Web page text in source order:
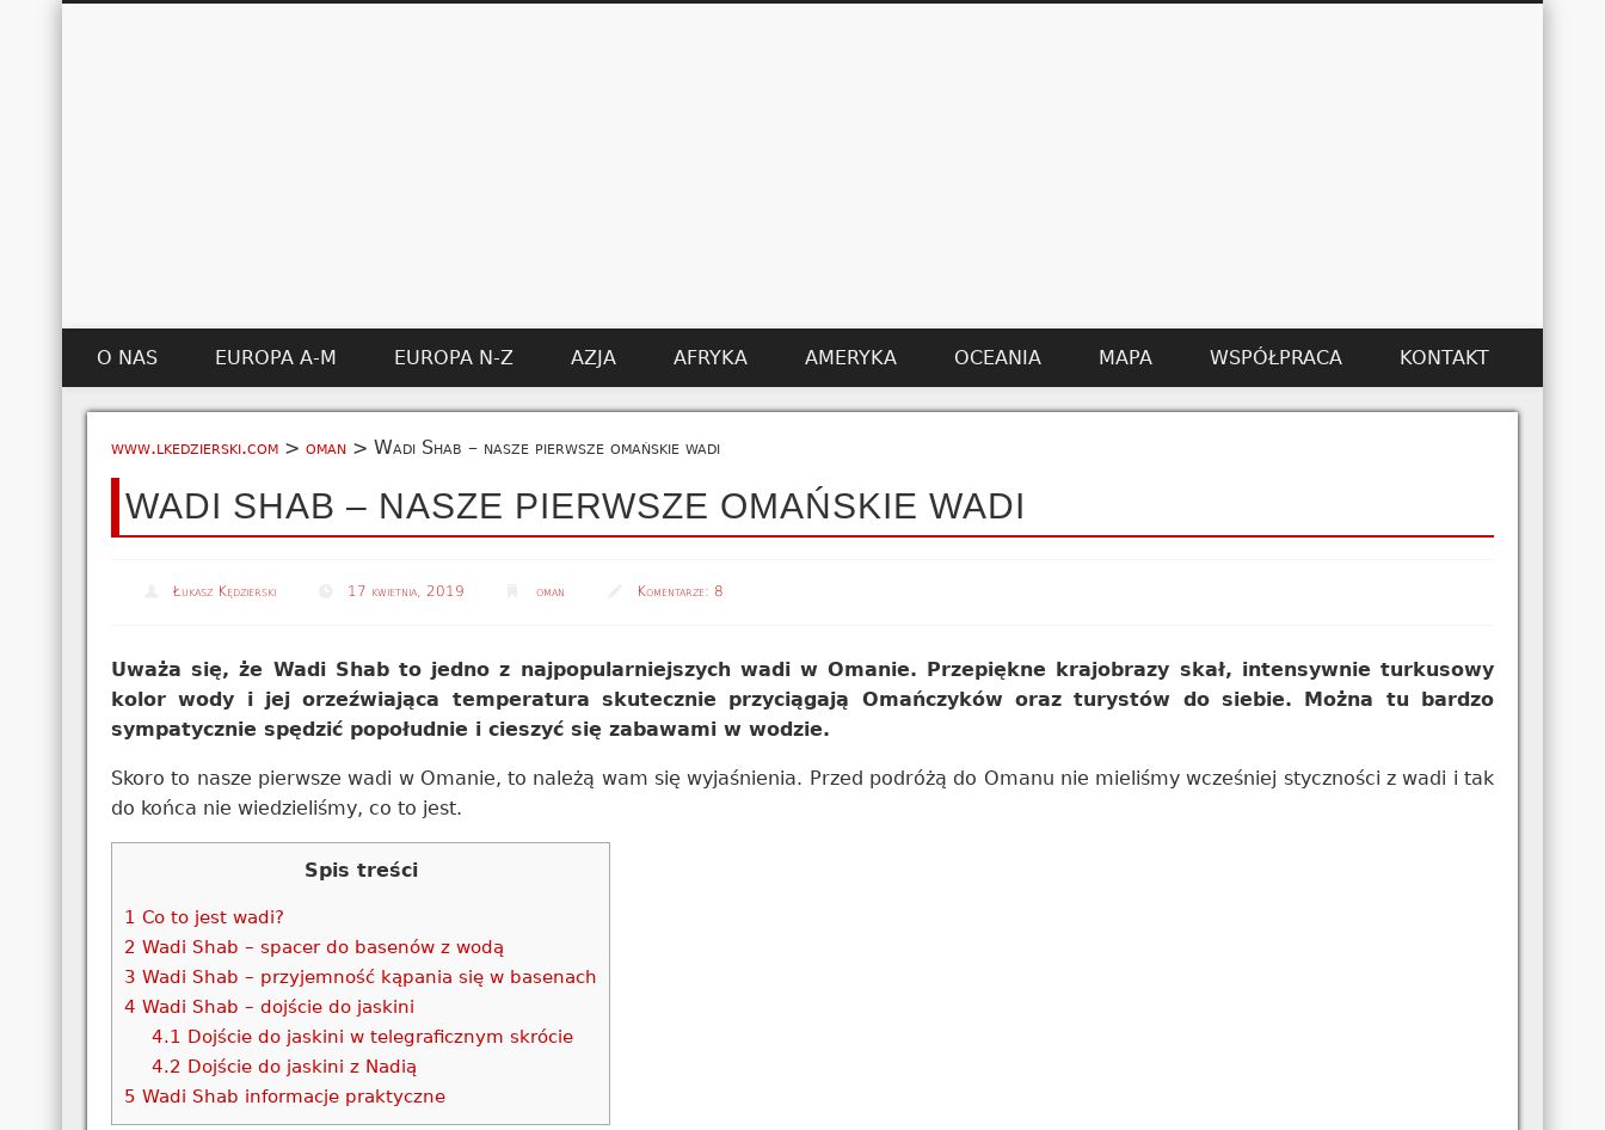
O NAS EUROPA A-M EUROPA N-Z AZJA AFRYKA AMERYKA OCEANIA MAPA WSPÓŁPRACA KONTAKT
www.lkedzierski.com >oman >Wadi Shab – nasze pierwsze omańskie wadi
WADI SHAB – NASZE PIERWSZE OMAŃSKIE WADI
Łukasz Kędzierski 17 kwietnia, 2019 oman Komentarze: 8
Uważa się, że Wadi Shab to jedno z najpopularniejszych wadi w Omanie. Przepiękne krajobrazy skał, intensywnie turkusowy
kolor wody i jej orzeźwiająca temperatura skutecznie przyciągają Omańczyków oraz turystów do siebie. Można tu bardzo
sympatycznie spędzić popołudnie i cieszyć się zabawami w wodzie.
Skoro to nasze pierwsze wadi w Omanie, to należą wam się wyjaśnienia. Przed podróżą do Omanu nie mieliśmy wcześniej styczności z wadi i tak
do końca nie wiedzieliśmy, co to jest.
Spis treści
1 Co to jest wadi?
2 Wadi Shab – spacer do basenów z wodą
3 Wadi Shab – przyjemność kąpania się w basenach
4 Wadi Shab – dojście do jaskini
4.1 Dojście do jaskini w telegraficznym skrócie
4.2 Dojście do jaskini z Nadią
5 Wadi Shab informacje praktyczne